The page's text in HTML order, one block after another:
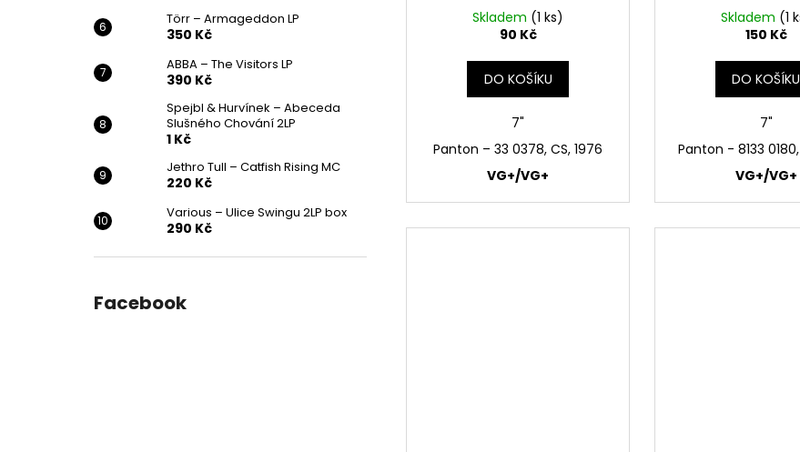
Törr – Armageddon LP
350 Kč
ABBA – The Visitors LP
390 Kč
Spejbl & Hurvínek – Abeceda
Slušného Chování 2LP
1 Kč
Jethro Tull – Catfish Rising MC
220 Kč
Various ‎– Ulice Swingu 2LP box
290 Kč
Facebook
Skladem (1 ks)
90 Kč
DO KOŠÍKU
7"
Panton ‎– 33 0378, CS, 1976
VG+/VG+
Skladem (1
150 Kč
DO KOŠÍKU
7"
Panton - 8133 0180,
VG+/VG+